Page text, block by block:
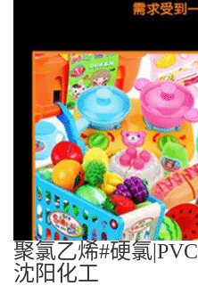
聚氯乙烯#硬氯|PVC
沈阳化工